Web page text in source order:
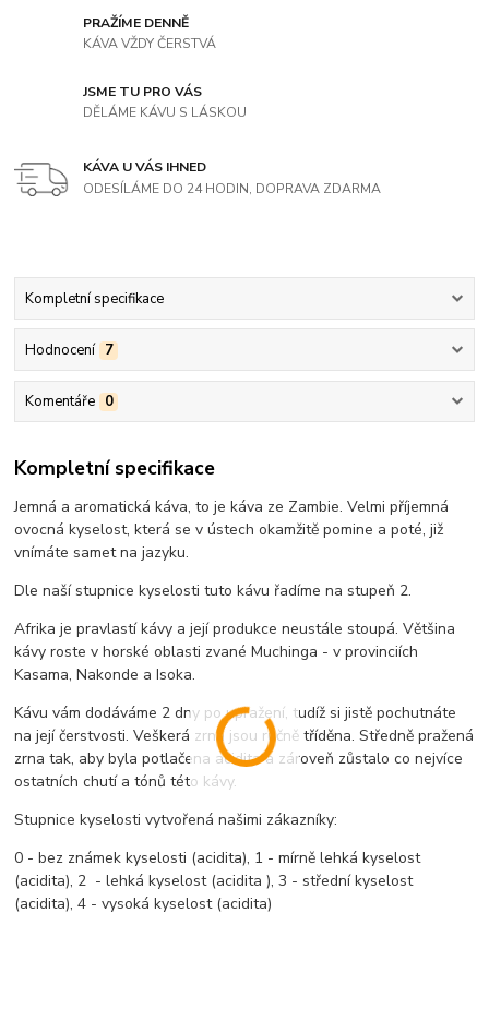
PRAŽÍME DENNĚ
KÁVA VŽDY ČERSTVÁ
JSME TU PRO VÁS
DĚLÁME KÁVU S LÁSKOU
KÁVA U VÁS IHNED
ODESÍLÁME DO 24 HODIN, DOPRAVA ZDARMA
Kompletní specifikace
Hodnocení 7
Komentáře 0
Kompletní specifikace
Jemná a aromatická káva, to je káva ze Zambie. Velmi příjemná
ovocná kyselost, která se v ústech okamžitě pomine a poté, již
vnímáte samet na jazyku.
Dle naší stupnice kyselosti tuto kávu řadíme na stupeň 2.
Afrika je pravlastí kávy a její produkce neustále stoupá. Většina
kávy roste v horské oblasti zvané Muchinga - v provinciích
Kasama, Nakonde a Isoka.
Kávu vám dodáváme 2 dny po upražení, tudíž si jistě pochutnáte
na její čerstvosti. Veškerá zrna jsou ručně tříděna. Středně pražená
zrna tak, aby byla potlačena acidita a zároveň zůstalo co nejvíce
ostatních chutí a tónů této kávy.
Stupnice kyselosti vytvořená našimi zákazníky:
0 - bez známek kyselosti (acidita), 1 - mírně lehká kyselost
(acidita), 2 - lehká kyselost (acidita ), 3 - střední kyselost
(acidita), 4 - vysoká kyselost (acidita)